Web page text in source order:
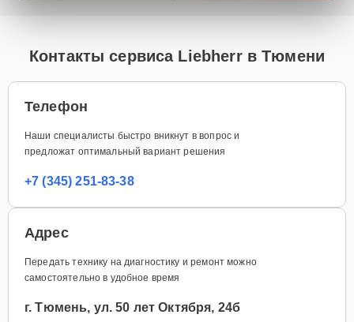
Контакты сервиса Liebherr в Тюмени
Телефон
Наши специалисты быстро вникнут в вопрос и
предложат оптимальный вариант решения
+7 (345) 251-83-38
Адрес
Передать технику на диагностику и ремонт можно
самостоятельно в удобное время
г. Тюмень, ул. 50 лет Октября, 24б